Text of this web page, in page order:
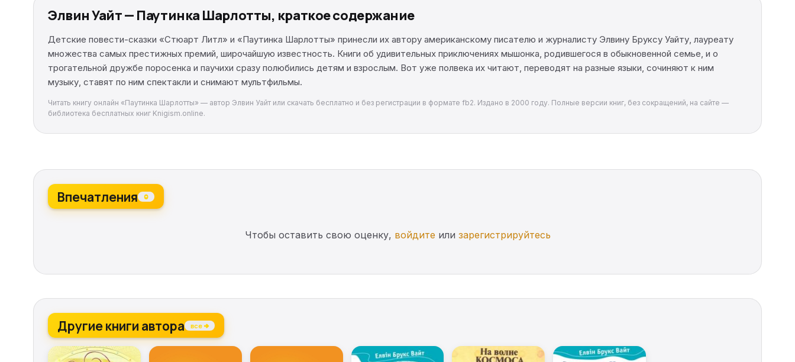
Элвин Уайт — Паутинка Шарлотты, краткое содержание
Детские повести-сказки «Стюарт Литл» и «Паутинка Шарлотты» принесли их автору американскому писателю и журналисту Элвину Бруксу Уайту, лауреату
множества самых престижных премий, широчайшую известность. Книги об удивительных приключениях мышонка, родившегося в обыкновенной семье, и о
трогательной дружбе поросенка и паучихи сразу полюбились детям и взрослым. Вот уже полвека их читают, переводят на разные языки, сочиняют к ним
музыку, ставят по ним спектакли и снимают мультфильмы.
Читать книгу онлайн «Паутинка Шарлотты» — автор Элвин Уайт или скачать бесплатно и без регистрации в формате fb2. Издано в 2000 году. Полные версии книг, без сокращений, на сайте —
библиотека бесплатных книг Knigism.online.
Впечатления 0
Чтобы оставить свою оценку, войдите или зарегистрируйтесь
Другие книги автора все →